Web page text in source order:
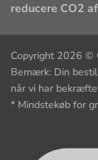
reducere CO2
Copyright 2026 ©
Bemærk: Din
når vi har
* Mindstekøb for